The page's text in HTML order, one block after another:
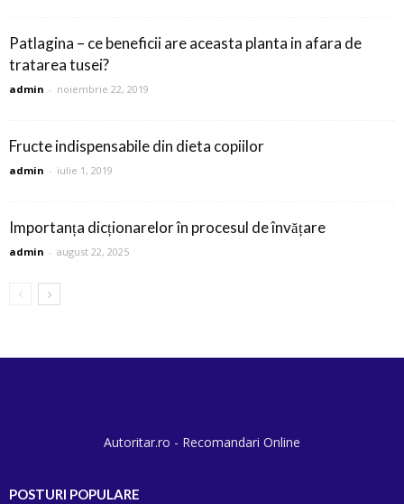
Patlagina – ce beneficii are aceasta planta in afara de
tratarea tusei?
admin - noiembrie 22, 2019
Fructe indispensabile din dieta copiilor
admin - iulie 1, 2019
Importanța dicționarelor în procesul de învățare
admin - august 22, 2025
Autoritar.ro - Recomandari Online
POSTURI POPULARE